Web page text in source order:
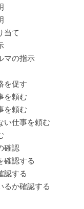
当て
マの指示
を促す
を頼む
を頼む
い仕事を頼む
確認
確認する
認する
るか確認する